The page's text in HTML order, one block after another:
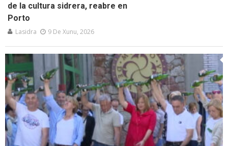
de la cultura sidrera, reabre en
Porto
Lasidra 9 De Xunu, 2026